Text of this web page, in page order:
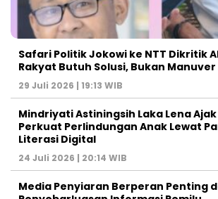
Safari Politik Jokowi ke NTT Dikritik
Rakyat Butuh Solusi, Bukan
29 Juli 2026 | 19:13 WIB
Mindriyati Astiningsih Laka Lena
Perkuat Perlindungan Anak Lewat
Literasi Digital
24 Juli 2026 | 20:14 WIB
Media Penyiaran Berperan Penting